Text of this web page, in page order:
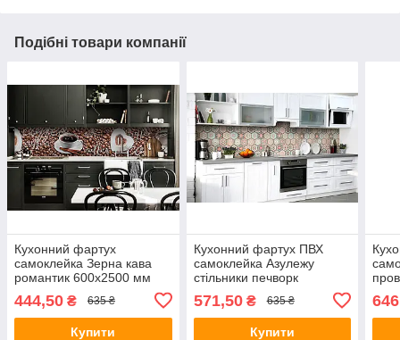
Подібні товари компанії
Кухонний фартух
самоклейка Зерна кава
романтик 600х2500 мм
вінілова плівка для кухні
Happy Pocket Z181446
444,50 ₴ 635 ₴
Купити
Кухонний фартух ПВХ
самоклейка Азулежу
стільники печворк
стіну Happy Pocket
Z183671
571,50₴ 635 ₴
Купити
646